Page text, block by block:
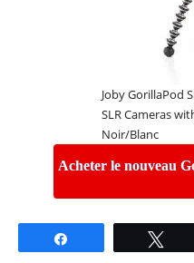
Joby GorillaPod
SLR Cameras
Noir/Blanc
Acheter le nouveau
Ceux-ci sont
bouger comme on le